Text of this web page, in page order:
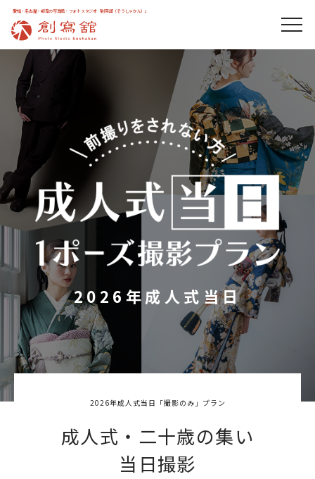
愛知・名古屋・岐阜の写真館・フォトスタジオ「創寫舘（そうしゃかん）」
2026年成人式当日
2026年成人式当日「撮影のみ」プラン
成人式・二十歳の集い
当日撮影